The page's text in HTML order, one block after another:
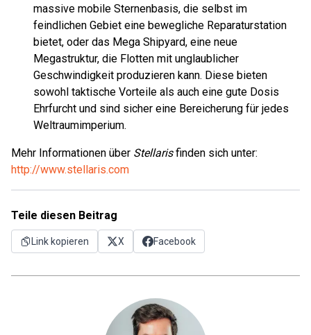
massive mobile Sternenbasis, die selbst im
feindlichen Gebiet eine bewegliche Reparaturstation
bietet, oder das Mega Shipyard, eine neue
Megastruktur, die Flotten mit unglaublicher
Geschwindigkeit produzieren kann. Diese bieten
sowohl taktische Vorteile als auch eine gute Dosis
Ehrfurcht und sind sicher eine Bereicherung für jedes
Weltraumimperium.
Mehr Informationen über Stellarisfinden sich unter:
http://www.stellaris.com
Teile diesen Beitrag
Link kopieren X Facebook